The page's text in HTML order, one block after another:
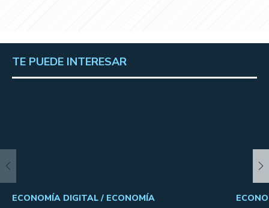
TE PUEDE INTERESAR
ECONOMÍA DIGITAL / ECONOMÍA